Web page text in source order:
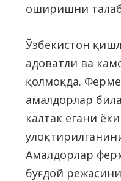
оширишни
Ўзбекистон
адоватли ва
қолмоқда.
амалдорлар
калтак егани
Амалдорлар
буғдой